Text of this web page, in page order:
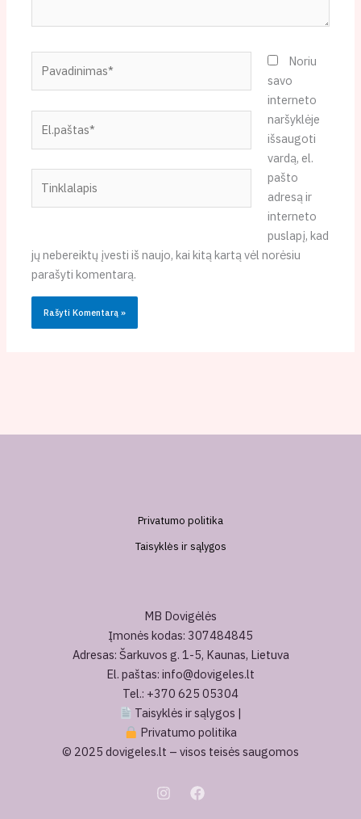
Noriu
savo
interneto
naršyklėje
išsaugoti
vardą, el.
pašto
adresą ir
interneto
puslapį, kad
jų nebereiktų įvesti iš naujo, kai kitą kartą vėl norėsiu
parašyti komentarą.
Privatumo politika
Taisyklės ir sąlygos
MB Dovigėlės
Įmonės kodas: 307484845
Adresas: Šarkuvos g. 1-5, Kaunas, Lietuva
El. paštas: info@dovigeles.lt
Tel.: +370 625 05304
Taisyklės ir sąlygos |
Privatumo politika
© 2025 dovigeles.lt – visos teisės saugomos